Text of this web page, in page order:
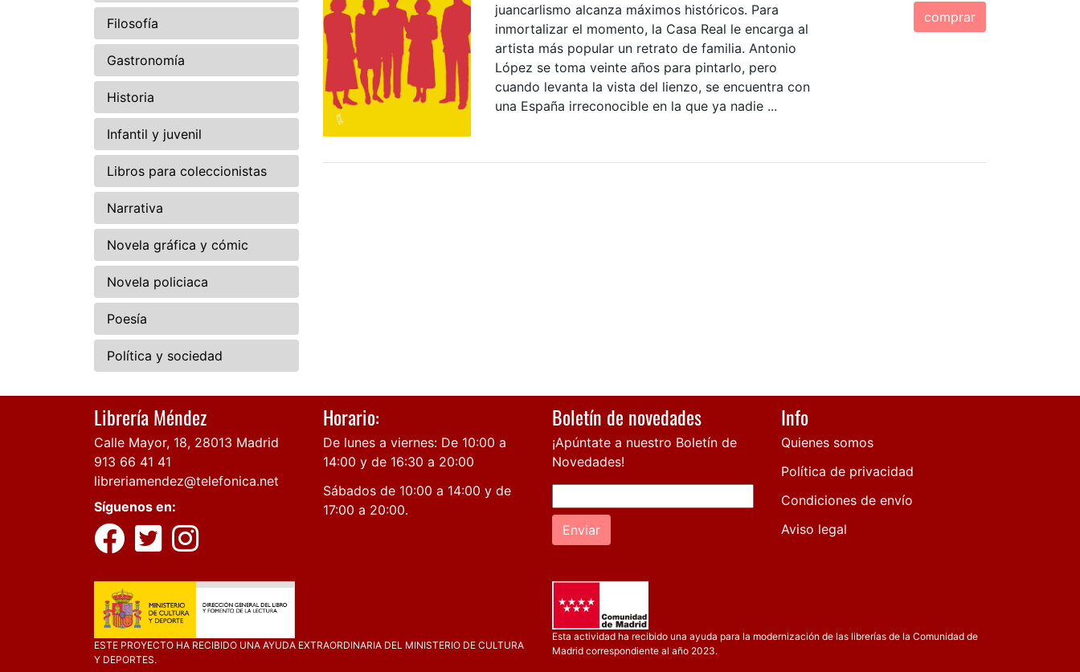
Filosofía
Gastronomía
Historia
Infantil y juvenil
Libros para coleccionistas
Narrativa
Novela gráfica y cómic
Novela policiaca
Poesía
Política y sociedad
juancarlismo alcanza máximos históricos. Para
inmortalizar el momento, la Casa Real le encarga al
artista más popular un retrato de familia. Antonio
López se toma veinte años para pintarlo, pero
cuando levanta la vista del lienzo, se encuentra con
una España irreconocible en la que ya nadie ...
comprar
Librería Méndez
Calle Mayor, 18, 28013 Madrid
913 66 41 41
libreriamendez@telefonica.net
Síguenos en:
Horario:
De lunes a viernes: De 10:00 a
14:00 y de 16:30 a 20:00
Sábados de 10:00 a 14:00 y de
17:00 a 20:00.
Boletín de novedades
¡Apúntate a nuestro Boletín de
Novedades!
Enviar
Info
Quienes somos
Política de privacidad
Condiciones de envío
Aviso legal
ESTE PROYECTO HA RECIBIDO UNA AYUDA EXTRAORDINARIA DEL MINISTERIO DE CULTURA
Y DEPORTES.
Esta actividad ha recibido una ayuda para la modernización de las librerías de la Comunidad de
Madrid correspondiente al año 2023.